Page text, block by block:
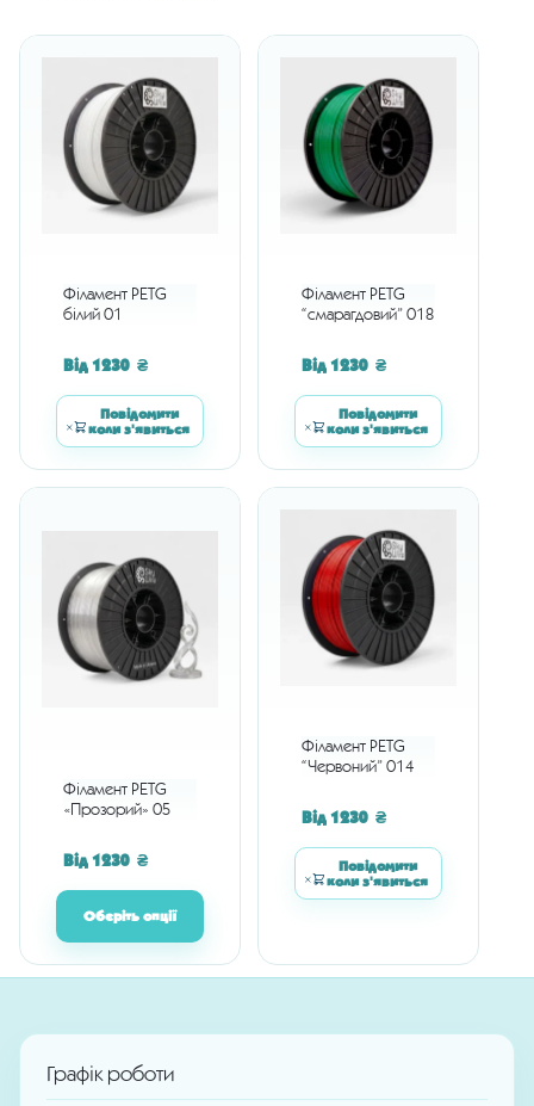
Філамент PETG
білий 01
Від1230 ₴
Повідомити
коли з'явиться
Філамент PETG
“смарагдовий” 018
Від1230 ₴
Повідомити
коли з'явиться
Філамент PETG
«Прозорий» 05
Від1230 ₴
Оберіть опції
Філамент PETG
“Червоний” 014
Від1230 ₴
Повідомити
коли з'явиться
Графік роботи